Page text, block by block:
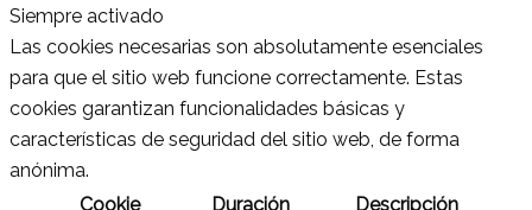
Siempre activado
Las cookies necesarias son absolutamente esenciales
para que el sitio web funcione correctamente. Estas
cookies garantizan funcionalidades básicas y
características de seguridad del sitio web, de forma
anónima.
Cookie
Duración Descripción